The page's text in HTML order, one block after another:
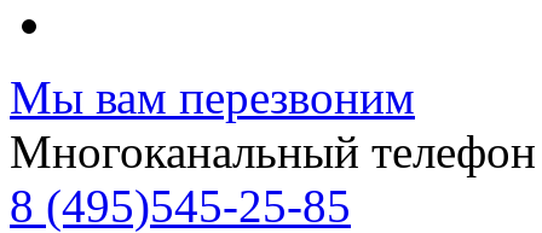
Мы вам перезвоним
Многоканальный телефон
8 (495)545-25-85